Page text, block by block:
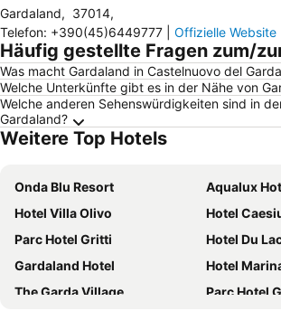
Gardaland, 37014,
Telefon: +390(45)6449777 Offizielle Website
Häufig gestellte Fragen zum/
Was macht Gardaland in Castelnuovo del
Welche Unterkünfte gibt es in der Nähe von
Welche anderen Sehenswürdigkeiten sind in
Gardaland?
Weitere Top Hotels
Onda Blu Resort
Aqualux
Hotel Villa Olivo
Hotel Caesius
Parc Hotel Gritti
Hotel Du
Gardaland Hotel
Hotel
The Garda Village
Parc Hotel